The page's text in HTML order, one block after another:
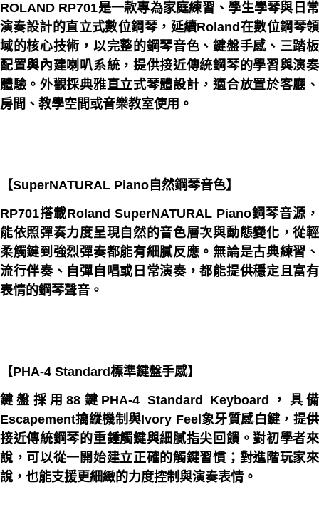
資料（包含姓名、電話或地址）提供予台灣大哥大進項蒐集、處理及利用，
由本公司與您本人進行分期帳單所需資料之確認、核對及更正。
3.完整用戶服務條款，請詳閱以下連結：
https://oppay.tw/userRule
ROLAND RP701是一款專為家庭練習、學生學琴與日常
演奏設計的直立式數位鋼琴，延續Roland在數位鋼琴領
域的核心技術，以完整的鋼琴音色、鍵盤手感、三踏板
配置與內建喇叭系統，提供接近傳統鋼琴的學習與演奏
體驗。外觀採典雅直立式琴體設計，適合放置於客廳、
房間、教學空間或音樂教室使用。
【SuperNATURAL Piano自然鋼琴音色】
RP701搭載Roland SuperNATURAL Piano鋼琴音源，
能依照彈奏力度呈現自然的音色層次與動態變化，從輕
柔觸鍵到強烈彈奏都能有細膩反應。無論是古典練習、
流行伴奏、自彈自唱或日常演奏，都能提供穩定且富有
表情的鋼琴聲音。
【PHA-4 Standard標準鍵盤手感】
鍵盤採用88鍵PHA-4 Standard Keyboard，具備
Escapement擒縱機制與Ivory Feel象牙質感白鍵，提供
接近傳統鋼琴的重錘觸鍵與細膩指尖回饋。對初學者來
說，可以從一開始建立正確的觸鍵習慣；對進階玩家來
說，也能支援更細緻的力度控制與演奏表情。